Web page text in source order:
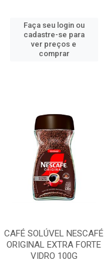
Faça seu login ou
cadastre-se para
ver preços e
comprar
CAFÉ SOLÚVEL NESCAFÉ
ORIGINAL EXTRA FORTE
VIDRO 100G